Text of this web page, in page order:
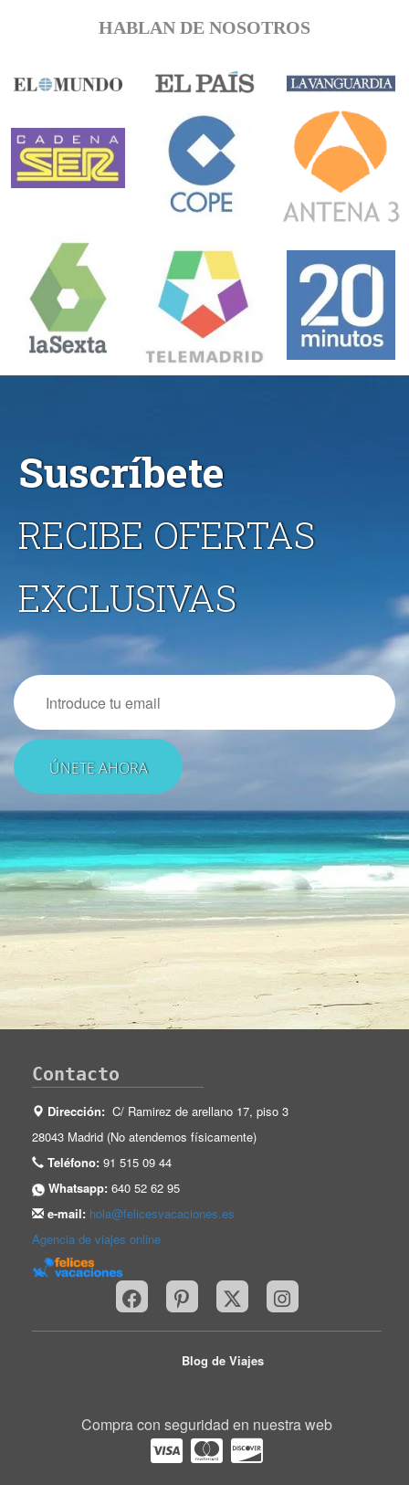
HABLAN DE NOSOTROS
Suscríbete
RECIBE OFERTAS
EXCLUSIVAS
Email
Contacto
Dirección: C/ Ramirez de arellano 17, piso 3
28043 Madrid (No atendemos físicamente)
Teléfono: 91 515 09 44
Whatsapp: 640 52 62 95
e-mail: hola@felicesvacaciones.es
Agencia de viajes online
Blog de Viajes
Compra con seguridad en nuestra web